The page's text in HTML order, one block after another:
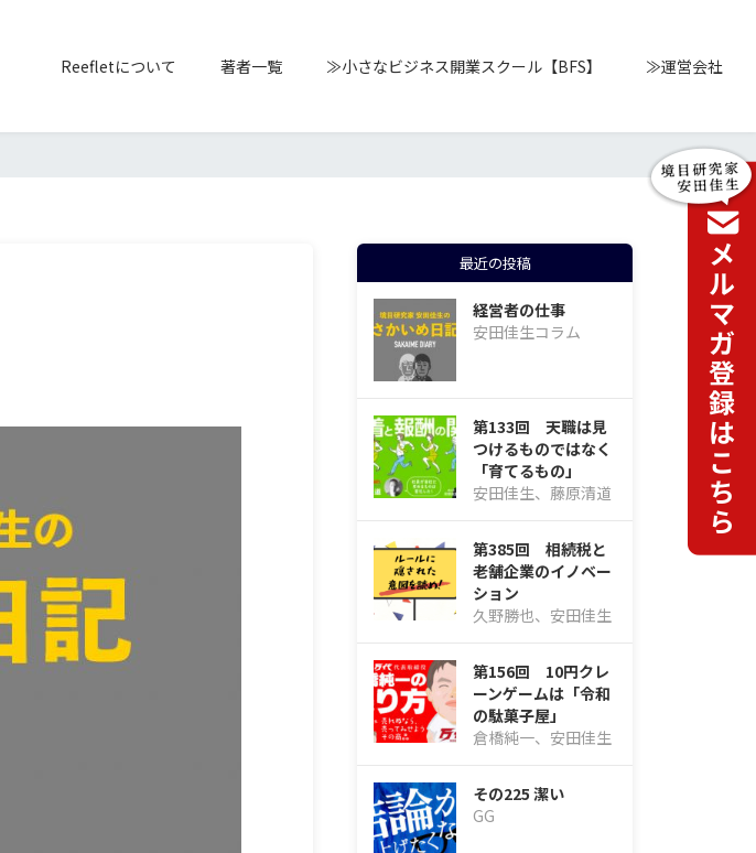
Reefletについて 著者一覧 ≫小さなビジネス開業スクール【BFS】 ≫運営会社
最近の投稿
経営者の仕事
安田佳生コラム
第133回 天職は見
つけるものではなく
「育てるもの」
安田佳生、藤原清道
第385回 相続税と
老舗企業のイノベー
ション
久野勝也、安田佳生
第156回 10円クレ
ーンゲームは「令和
の駄菓子屋」
倉橋純一、安田佳生
その225 潔い
GG